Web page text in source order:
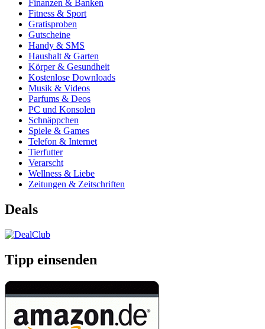
Finanzen & Banken
Fitness & Sport
Gratisproben
Gutscheine
Handy & SMS
Haushalt & Garten
Körper & Gesundheit
Kostenlose Downloads
Musik & Videos
Parfums & Deos
PC und Konsolen
Schnäppchen
Spiele & Games
Telefon & Internet
Tierfutter
Verarscht
Wellness & Liebe
Zeitungen & Zeitschriften
Deals
Tipp einsenden